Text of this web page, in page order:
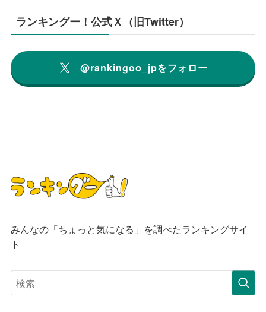
ランキングー！公式Ｘ（旧Twitter）
@rankingoo_jpをフォロー
みんなの「ちょっと気になる」を調べたランキングサイ
ト